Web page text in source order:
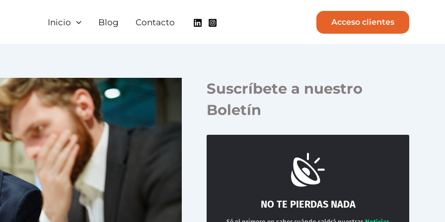
Inicio Blog Contacto Acceso clientes
Suscríbete a nuestro
Boletín
NO TE PIERDAS NADA